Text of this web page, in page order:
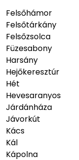
Felsőhámor
Felsőtárkány
Felsőzsolca
Füzesabony
Harsány
Hejőkeresztúr
Hét
Hevesaranyos
Járdánháza
Jávorkút
Kács
Kál
Kápolna